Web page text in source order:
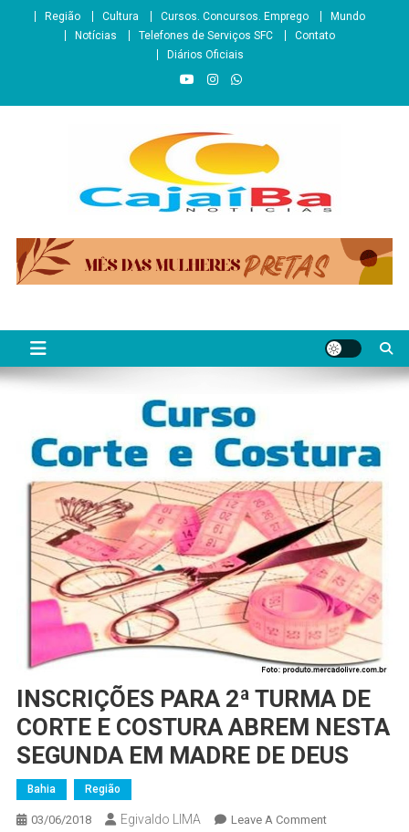
Região Cultura Cursos. Concursos. Emprego
Mundo
Notícias
Telefones de Serviços SFC
Contato
Diários Oficiais
CajaíbaNotícias
INSCRIÇÕES PARA 2ª TURMA DE
CORTE E COSTURA ABREM NESTA
SEGUNDA EM MADRE DE DEUS
Bahia Região
03/06/2018 Egivaldo LIMA Leave A CommentOn